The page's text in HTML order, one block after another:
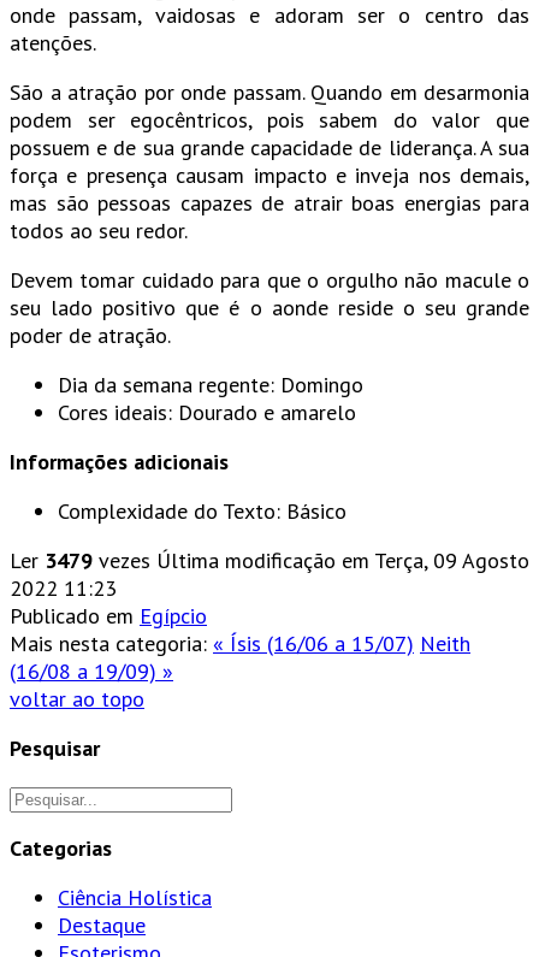
onde passam, vaidosas e adoram ser o centro das
atenções.
São a atração por onde passam. Quando em desarmonia
podem ser egocêntricos, pois sabem do valor que
possuem e de sua grande capacidade de liderança. A sua
força e presença causam impacto e inveja nos demais,
mas são pessoas capazes de atrair boas energias para
todos ao seu redor.
Devem tomar cuidado para que o orgulho não macule o
seu lado positivo que é o aonde reside o seu grande
poder de atração.
Dia da semana regente: Domingo
Cores ideais: Dourado e amarelo
Informações adicionais
Complexidade do Texto: Básico
Ler 3479 vezes Última modificação em Terça, 09 Agosto
2022 11:23
Publicado em Egípcio
Mais nesta categoria: « Ísis (16/06 a 15/07) Neith
(16/08 a 19/09) »
voltar ao topo
Pesquisar
Categorias
Ciência Holística
Destaque